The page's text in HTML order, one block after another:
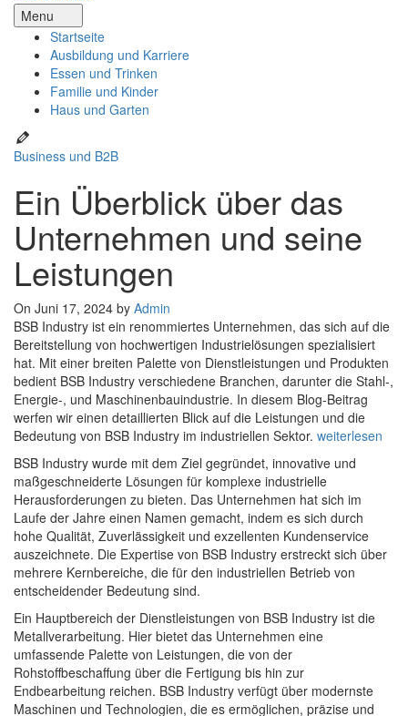
Menu
Startseite
Ausbildung und Karriere
Essen und Trinken
Familie und Kinder
Haus und Garten
Business und B2B
Ein Überblick über das
Unternehmen und seine
Leistungen
On Juni 17, 2024 by Admin
BSB Industry ist ein renommiertes Unternehmen, das sich auf die
Bereitstellung von hochwertigen Industrielösungen spezialisiert
hat. Mit einer breiten Palette von Dienstleistungen und Produkten
bedient BSB Industry verschiedene Branchen, darunter die Stahl-,
Energie-, und Maschinenbauindustrie. In diesem Blog-Beitrag
werfen wir einen detaillierten Blick auf die Leistungen und die
Bedeutung von BSB Industry im industriellen Sektor. weiterlesen
BSB Industry wurde mit dem Ziel gegründet, innovative und
maßgeschneiderte Lösungen für komplexe industrielle
Herausforderungen zu bieten. Das Unternehmen hat sich im
Laufe der Jahre einen Namen gemacht, indem es sich durch
hohe Qualität, Zuverlässigkeit und exzellenten Kundenservice
auszeichnete. Die Expertise von BSB Industry erstreckt sich über
mehrere Kernbereiche, die für den industriellen Betrieb von
entscheidender Bedeutung sind.
Ein Hauptbereich der Dienstleistungen von BSB Industry ist die
Metallverarbeitung. Hier bietet das Unternehmen eine
umfassende Palette von Leistungen, die von der
Rohstoffbeschaffung über die Fertigung bis hin zur
Endbearbeitung reichen. BSB Industry verfügt über modernste
Maschinen und Technologien, die es ermöglichen, präzise und